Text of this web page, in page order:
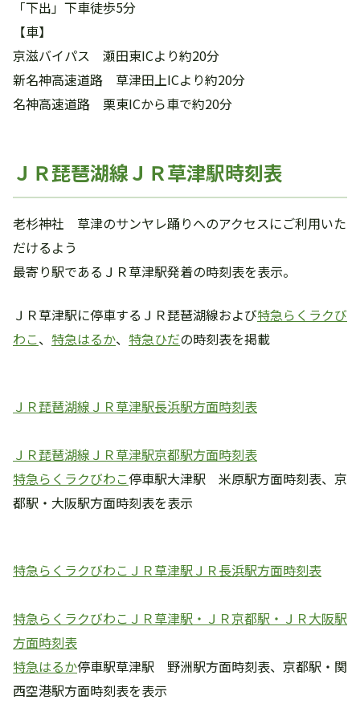
「下出」下車徒歩5分
【車】
京滋バイパス 瀬田東ICより約20分
新名神高速道路 草津田上ICより約20分
名神高速道路 栗東ICから車で約20分
ＪＲ琵琶湖線ＪＲ草津駅時刻表
老杉神社 草津のサンヤレ踊りへのアクセスにご利用いた
だけるよう
最寄り駅であるＪＲ草津駅発着の時刻表を表示。
ＪＲ草津駅に停車するＪＲ琵琶湖線および特急らくラクび
わこ、 特急はるか、 特急ひだの時刻表を掲載
ＪＲ琵琶湖線ＪＲ草津駅長浜駅方面時刻表
ＪＲ琵琶湖線ＪＲ草津駅京都駅方面時刻表
特急らくラクびわこ停車駅大津駅 米原駅方面時刻表、京
都駅・大阪駅方面時刻表を表示
特急らくラクびわこＪＲ草津駅ＪＲ長浜駅方面時刻表
特急らくラクびわこＪＲ草津駅・ＪＲ京都駅・ＪＲ大阪駅
方面時刻表
特急はるか停車駅草津駅 野洲駅方面時刻表、京都駅・関
西空港駅方面時刻表を表示